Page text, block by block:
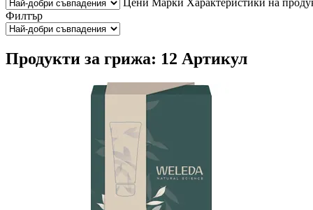
Филтър
Продукти за грижа: 12 Артикул